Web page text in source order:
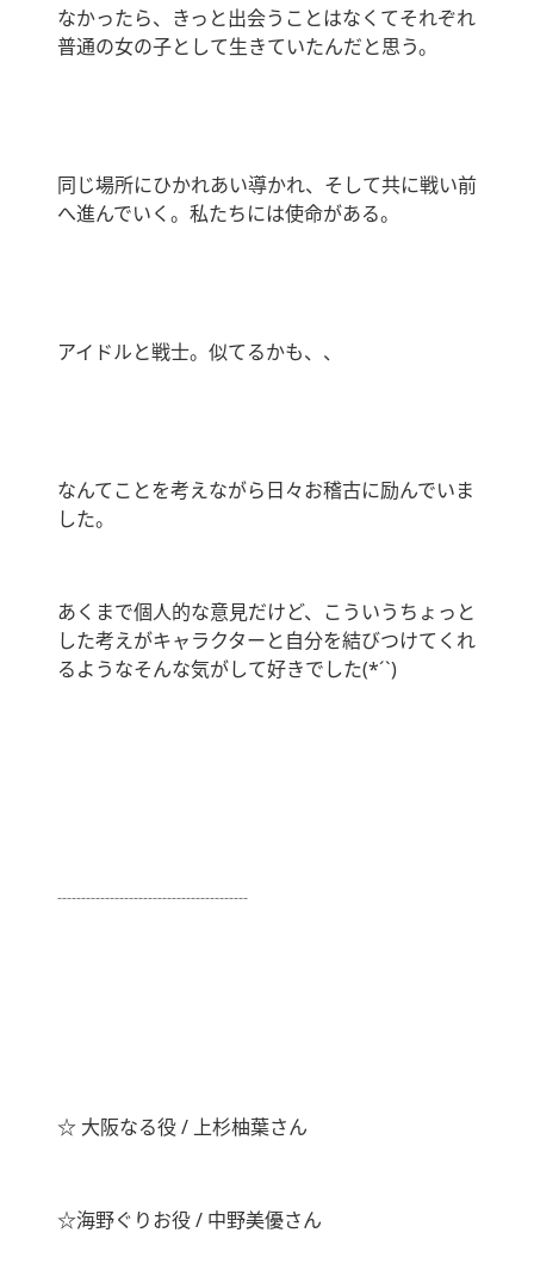
なかったら、きっと出会うことはなくてそれぞれ
普通の女の子として生きていたんだと思う。
同じ場所にひかれあい導かれ、そして共に戦い前
へ進んでいく。私たちには使命がある。
アイドルと戦士。似てるかも、、
なんてことを考えながら日々お稽古に励んでいま
した。
あくまで個人的な意見だけど、こういうちょっと
した考えがキャラクターと自分を結びつけてくれ
るようなそんな気がして好きでした(*´`)
┈┈┈┈┈┈┈┈┈┈
☆ 大阪なる役 / 上杉柚葉さん
☆海野ぐりお役 / 中野美優さん